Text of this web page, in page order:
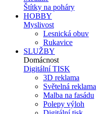
Štítky na poháry
HOBBY
Myslivost
Lesnická obuv
Rukavice
SLUŽBY
Domácnost
Digitální TISK
3D reklama
Světelná reklama
Malba na fasádu
Polepy výloh